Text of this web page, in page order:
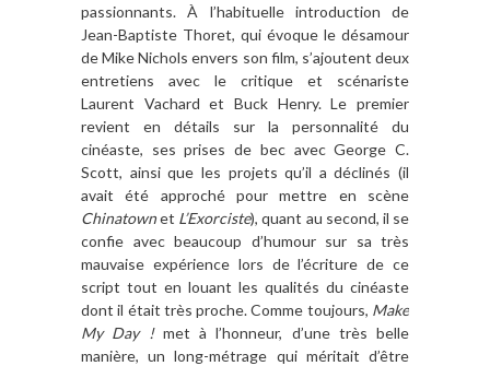
passionnants. À l’habituelle introduction de
Jean-Baptiste Thoret, qui évoque le désamour
de Mike Nichols envers son film, s’ajoutent deux
entretiens avec le critique et scénariste
Laurent Vachard et Buck Henry. Le premier
revient en détails sur la personnalité du
cinéaste, ses prises de bec avec George C.
Scott, ainsi que les projets qu’il a déclinés (il
avait été approché pour mettre en scène
Chinatownet L’Exorciste), quant au second, il se
confie avec beaucoup d’humour sur sa très
mauvaise expérience lors de l’écriture de ce
script tout en louant les qualités du cinéaste
dont il était très proche. Comme toujours, Make
My Day !met à l’honneur, d’une très belle
manière, un long-métrage qui méritait d’être